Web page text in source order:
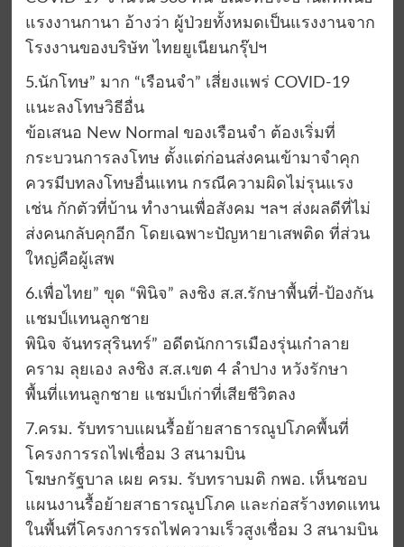
แรงงานกานา อ้างว่า ผู้ป่วยทั้งหมดเป็นแรงงานจาก
โรงงานของบริษัท ไทยยูเนียนกรุ๊ปฯ
5.นักโทษ” มาก “เรือนจำ” เสี่ยงแพร่ COVID-19
แนะลงโทษวิธีอื่น
ข้อเสนอ New Normal ของเรือนจำ ต้องเริ่มที่
กระบวนการลงโทษ ตั้งแต่ก่อนส่งคนเข้ามาจำคุก
ควรมีบทลงโทษอื่นแทน กรณีความผิดไม่รุนแรง
เช่น กักตัวที่บ้าน ทำงานเพื่อสังคม ฯลฯ ส่งผลดีที่ไม่
ส่งคนกลับคุกอีก โดยเฉพาะปัญหายาเสพติด ที่ส่วน
ใหญ่คือผู้เสพ
6.เพื่อไทย” ขุด “พินิจ” ลงชิง ส.ส.รักษาพื้นที่-ป้องกัน
แชมป์แทนลูกชาย
พินิจ จันทรสุรินทร์” อดีตนักการเมืองรุ่นเก๋าลาย
คราม ลุยเอง ลงชิง ส.ส.เขต 4 ลำปาง หวังรักษา
พื้นที่แทนลูกชาย แชมป์เก่าที่เสียชีวิตลง
7.ครม. รับทราบแผนรื้อย้ายสาธารณูปโภคพื้นที่
โครงการรถไฟเชื่อม 3 สนามบิน
โฆษกรัฐบาล เผย ครม. รับทราบมติ กพอ. เห็นชอบ
แผนงานรื้อย้ายสาธารณูปโภค และก่อสร้างทดแทน
ในพื้นที่โครงการรถไฟความเร็วสูงเชื่อม 3 สนามบิน